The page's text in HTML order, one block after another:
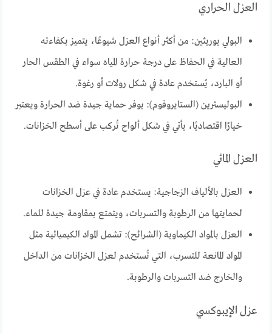
العزل الحراري
البولي يوريثين: من أكثر أنواع العزل شيوعًا، يتميز بكفاءته
العالية في الحفاظ على درجة حرارة المياه سواء في الطقس الحار
أو البارد، يُستخدم عادة في شكل رولات أو رغوة.
البوليسترين (الستايروفوم): يوفر حماية جيدة ضد الحرارة ويعتبر
خيارًا اقتصاديًا، يأتي في شكل ألواح تُركب على أسطح الخزانات.
العزل المائي
العزل بالألياف الزجاجية: يستخدم عادة في عزل الخزانات
لحمايتها من الرطوبة والتسربات، ويتمتع بمقاومة جيدة للماء.
العزل بالمواد الكيماوية (الشرائح): تشمل المواد الكيميائية مثل
المواد المانعة للتسرب، التي تُستخدم لعزل الخزانات من الداخل
والخارج ضد التسربات والرطوبة.
عزل الإيبوكسي